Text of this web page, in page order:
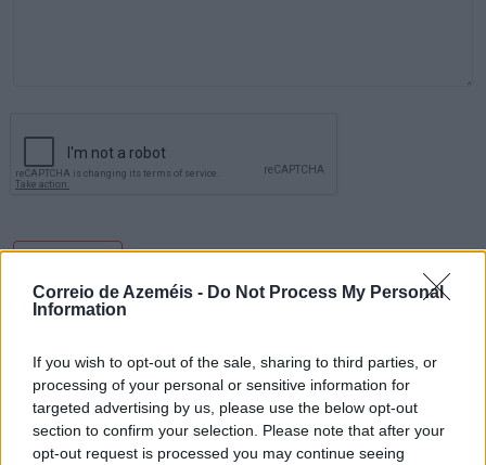
Correio de Azeméis - Do Not Process My Personal
Information
If you wish to opt-out of the sale, sharing to third parties, or
processing of your personal or sensitive information for
targeted advertising by us, please use the below opt-out
section to confirm your selection. Please note that after your
opt-out request is processed you may continue seeing